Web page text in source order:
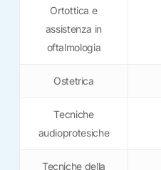
Ortottica e
assistenza in
oftalmologia
Ostetrica
Tecniche
audioprotesiche
Tecniche della